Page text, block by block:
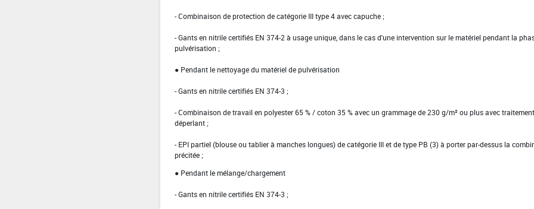
- Combinaison de protection de catégorie III type 4 avec capuche ;
- Gants en nitrile certifiés EN 374-2 à usage unique, dans le cas d'une intervention sur le matériel pendant la
pulvérisation ;
● Pendant le nettoyage du matériel de pulvérisation
- Gants en nitrile certifiés EN 374-3 ;
- Combinaison de travail en polyester 65 % / coton 35 % avec un grammage de 230 g/m² ou plus avec traitement
déperlant ;
- EPI partiel (blouse ou tablier à manches longues) de catégorie III et de type PB (3) à porter par-dessus la
précitée ;
● Pendant le mélange/chargement
- Gants en nitrile certifiés EN 374-3 ;